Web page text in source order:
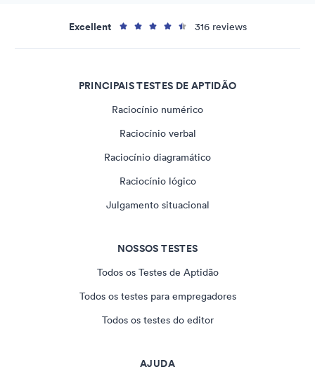
Excellent 316 reviews
PRINCIPAIS TESTES DE APTIDÃO
Raciocínio numérico
Raciocínio verbal
Raciocínio diagramático
Raciocínio lógico
Julgamento situacional
NOSSOS TESTES
Todos os Testes de Aptidão
Todos os testes para empregadores
Todos os testes do editor
AJUDA